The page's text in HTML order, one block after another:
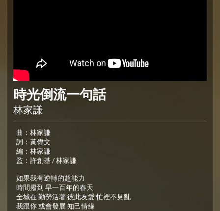
時光倒流一句話
林家謙
曲：林家謙
詞：黃偉文
編：林家謙
監：許創基 / 林家謙
如果我有逆轉的超能力
時間撥到 早一百年的春天
全城在 勤勞活著 彼此友愛 忙裡不見亂
我跟你 或會發展 知己情緣